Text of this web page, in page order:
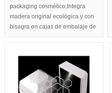
packaging cosmético,Integra
madera original ecológica y con
bisagra en cajas de embalaje de
madera ,